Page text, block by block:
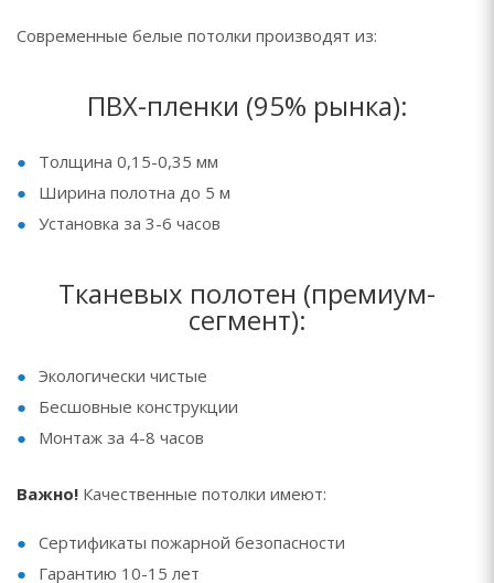
Современные белые потолки производят из:
ПВХ-пленки (95% рынка):
Толщина 0,15-0,35 мм
Ширина полотна до 5 м
Установка за 3-6 часов
Тканевых полотен (премиум-
сегмент):
Экологически чистые
Бесшовные конструкции
Монтаж за 4-8 часов
Важно! Качественные потолки имеют:
Сертификаты пожарной безопасности
Гарантию 10-15 лет